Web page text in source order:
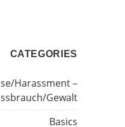
CATEGORIES
Harassment –
Gewalt
Basics